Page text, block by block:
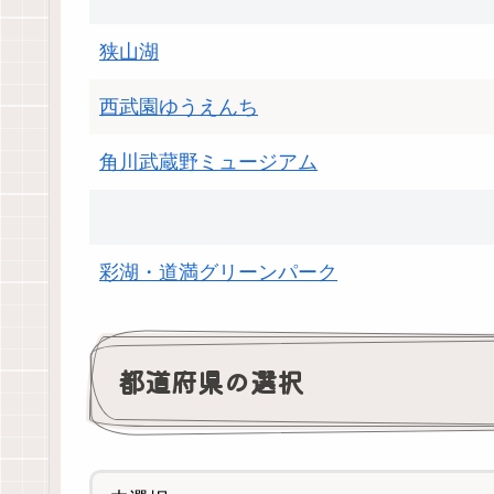
狭山湖
西武園ゆうえんち
角川武蔵野ミュージアム
彩湖・道満グリーンパーク
都道府県の選択